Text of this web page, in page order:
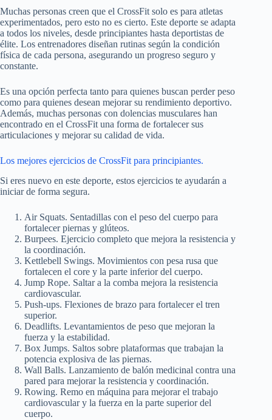
Muchas personas creen que el CrossFit solo es para atletas
experimentados, pero esto no es cierto. Este deporte se adapta
a todos los niveles, desde principiantes hasta deportistas de
élite. Los entrenadores diseñan rutinas según la condición
física de cada persona, asegurando un progreso seguro y
constante.
Es una opción perfecta tanto para quienes buscan perder peso
como para quienes desean mejorar su rendimiento deportivo.
Además, muchas personas con dolencias musculares han
encontrado en el CrossFit una forma de fortalecer sus
articulaciones y mejorar su calidad de vida.
Los mejores ejercicios de CrossFit para principiantes.
Si eres nuevo en este deporte, estos ejercicios te ayudarán a
iniciar de forma segura.
Air Squats. Sentadillas con el peso del cuerpo para
fortalecer piernas y glúteos.
Burpees. Ejercicio completo que mejora la resistencia y
la coordinación.
Kettlebell Swings. Movimientos con pesa rusa que
fortalecen el core y la parte inferior del cuerpo.
Jump Rope. Saltar a la comba mejora la resistencia
cardiovascular.
Push-ups. Flexiones de brazo para fortalecer el tren
superior.
Deadlifts. Levantamientos de peso que mejoran la
fuerza y la estabilidad.
Box Jumps. Saltos sobre plataformas que trabajan la
potencia explosiva de las piernas.
Wall Balls. Lanzamiento de balón medicinal contra una
pared para mejorar la resistencia y coordinación.
Rowing. Remo en máquina para mejorar el trabajo
cardiovascular y la fuerza en la parte superior del
cuerpo.